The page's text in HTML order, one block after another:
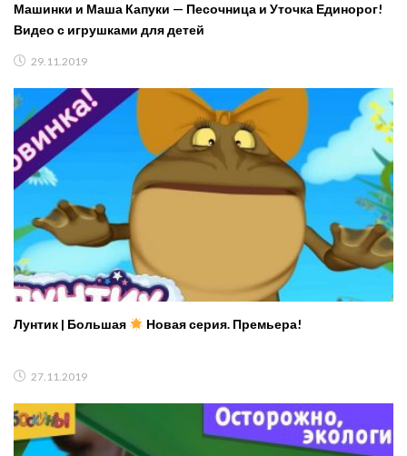
Машинки и Маша Капуки — Песочница и Уточка Единорог!
Видео с игрушками для детей
29.11.2019
Лунтик | Большая Новая серия. Премьера!
27.11.2019